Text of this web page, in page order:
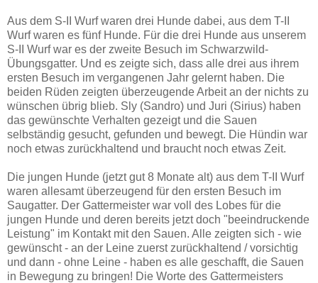
Aus dem S-II Wurf waren drei Hunde dabei, aus dem T-II
Wurf waren es fünf Hunde. Für die drei Hunde aus unserem
S-II Wurf war es der zweite Besuch im Schwarzwild-
Übungsgatter. Und es zeigte sich, dass alle drei aus ihrem
ersten Besuch im vergangenen Jahr gelernt haben. Die
beiden Rüden zeigten überzeugende Arbeit an der nichts zu
wünschen übrig blieb. Sly (Sandro) und Juri (Sirius) haben
das gewünschte Verhalten gezeigt und die Sauen
selbständig gesucht, gefunden und bewegt. Die Hündin war
noch etwas zurückhaltend und braucht noch etwas Zeit.
Die jungen Hunde (jetzt gut 8 Monate alt) aus dem T-II Wurf
waren allesamt überzeugend für den ersten Besuch im
Saugatter. Der Gattermeister war voll des Lobes für die
jungen Hunde und deren bereits jetzt doch "beeindruckende
Leistung" im Kontakt mit den Sauen. Alle zeigten sich - wie
gewünscht - an der Leine zuerst zurückhaltend / vorsichtig
und dann - ohne Leine - haben es alle geschafft, die Sauen
in Bewegung zu bringen! Die Worte des Gattermeisters